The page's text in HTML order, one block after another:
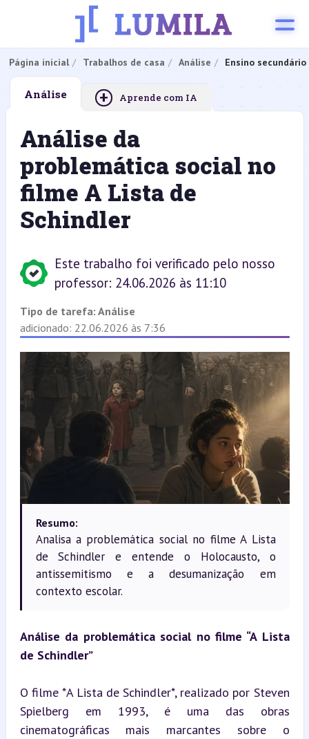
Página inicial Trabalhos de casa Análise Ensino secundário
Análise + Aprende com IA
Análise da
problemática social no
filme A Lista de
Schindler
Este trabalho foi verificado pelo nosso
professor: 24.06.2026 às 11:10
Tipo de tarefa: Análise
adicionado: 22.06.2026 às 7:36
Resumo:
Analisa a problemática social no filme A Lista
de Schindler e entende o Holocausto, o
antissemitismo e a desumanização em
contexto escolar.
Análise da problemática social no filme “A Lista
de Schindler”
O filme *A Lista de Schindler*, realizado por Steven
Spielberg em 1993, é uma das obras
cinematográficas mais marcantes sobre o